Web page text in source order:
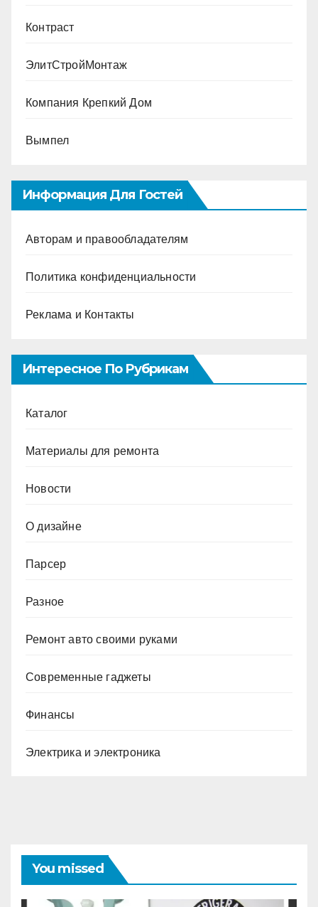
Контраст
ЭлитСтройМонтаж
Компания Крепкий Дом
Вымпел
Информация Для Гостей
Авторам и правообладателям
Политика конфиденциальности
Реклама и Контакты
Интересное По Рубрикам
Каталог
Материалы для ремонта
Новости
О дизайне
Парсер
Разное
Ремонт авто своими руками
Современные гаджеты
Финансы
Электрика и электроника
You missed